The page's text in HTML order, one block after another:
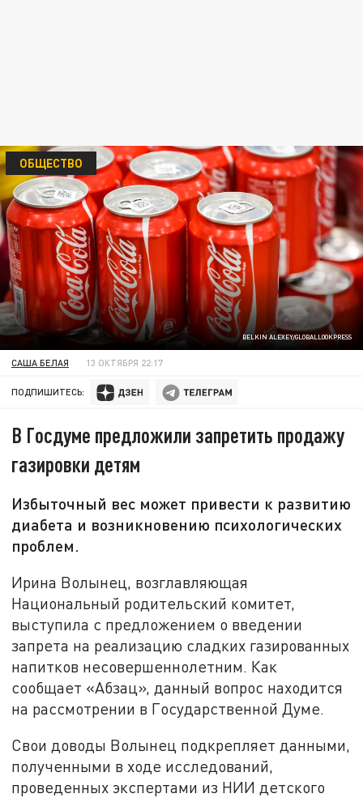
BELKIN ALEXEY/GLOBALLOOKPRESS
ОБЩЕСТВО
САША БЕЛАЯ 13 ОКТЯБРЯ 22:17
ПОДПИШИТЕСЬ:
В Госдуме предложили запретить продажу
газировки детям
Избыточный вес может привести к развитию
диабета и возникновению психологических
проблем.
Ирина Волынец, возглавляющая
Национальный родительский комитет,
выступила с предложением о введении
запрета на реализацию сладких газированных
напитков несовершеннолетним. Как
сообщает «Абзац», данный вопрос находится
на рассмотрении в Государственной Думе.
Свои доводы Волынец подкрепляет данными,
полученными в ходе исследований,
проведенных экспертами из НИИ детского